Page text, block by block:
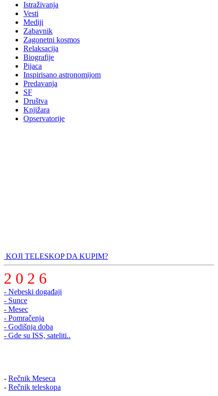
Istraživanja
Vesti
Mediji
Zabavnik
Zagonetni kosmos
Relaksacija
Biografije
Pijaca
Inspirisano astronomijom
Predavanja
SF
Društva
Knjižara
Opservatorije
KOJI TELESKOP DA KUPIM?
2 0 2 6
- Nebeski događaji
- Sunce
- Mesec
- Pomračenja
- Godišnja doba
- Gde su ISS, sateliti..
- Rečnik Meseca
- Rečnik teleskopa